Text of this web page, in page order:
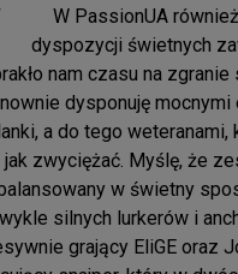
W PassionUA
dyspozycji świetnych
nam czasu na zgranie
dysponuję mocnymi
a do tego
jak zwyciężać. Myślę, że
w świetny
silnych lurkerów i
grający EliGE oraz